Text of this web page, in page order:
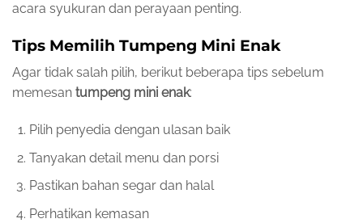
acara syukuran dan perayaan penting.
Tips Memilih Tumpeng Mini Enak
Agar tidak salah pilih, berikut beberapa tips sebelum
memesan tumpeng mini enak:
Pilih penyedia dengan ulasan baik
Tanyakan detail menu dan porsi
Pastikan bahan segar dan halal
Perhatikan kemasan